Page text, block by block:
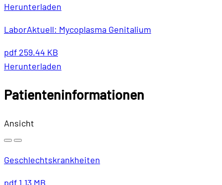
Herunterladen
LaborAktuell: Mycoplasma Genitalium
pdf 259.44 KB
Herunterladen
Patienteninformationen
Ansicht
Geschlechtskrankheiten
pdf 1.13 MB